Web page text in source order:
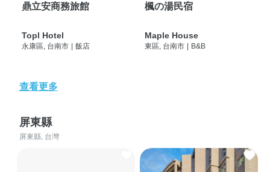
鼎立安商務旅館
Topl Hotel
永康區, 台南市 | 飯店
楓の湯民宿
Maple House
東區, 台南市 | B&B
查看更多
屏東縣
屏東縣, 台灣